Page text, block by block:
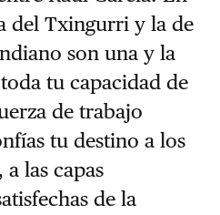
del Txingurri y la de
son una y la
tu capacidad de
de trabajo
tu destino a los
las capas
de la